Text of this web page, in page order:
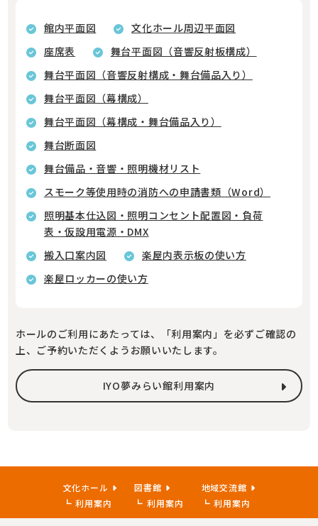
館内平面図
文化ホール周辺平面図
座席表
舞台平面図（音響反射板構成）
舞台平面図（音響反射構成・舞台備品入り）
舞台平面図（幕構成）
舞台平面図（幕構成・舞台備品入り）
舞台断面図
舞台備品・音響・照明機材リスト
スモーク等使用時の消防への申請書類（Word）
照明基本仕込図・照明コンセント配置図・負荷
表・仮設用電源・DMX
搬入口案内図
楽屋内表示板の使い方
楽屋ロッカーの使い方
ホールのご利用にあたっては、「利用案内」を必ずご確認の
上、ご予約いただくようお願いいたします。
IYO夢みらい館利用案内
文化ホール
利用案内
図書館
利用案内
地域交流館
利用案内